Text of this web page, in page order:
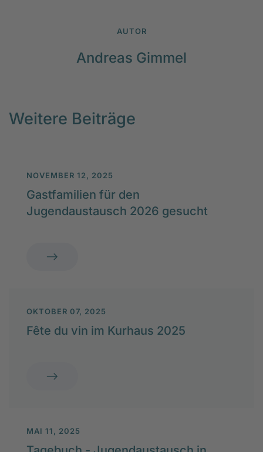
AUTOR
Andreas Gimmel
Weitere Beiträge
NOVEMBER 12, 2025
Gastfamilien für den
Jugendaustausch 2026 gesucht
OKTOBER 07, 2025
Fête du vin im Kurhaus 2025
MAI 11, 2025